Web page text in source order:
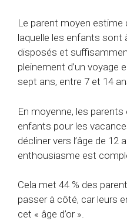
Le parent moyen estime
laquelle les enfants
disposés et
pleinement d’un voyage
sept ans, entre 7 et 14
En moyenne, les
enfants pour les
décliner vers l’âge de 12
enthousiasme est
Cela met 44 % des
passer à côté, car leurs
cet « âge d’or ».